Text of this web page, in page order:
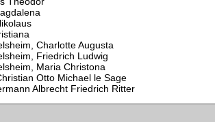
Charlotte Augusta
Friedrich Ludwig
Maria Christona
Otto Michael le Sage
Albrecht Friedrich Ritter